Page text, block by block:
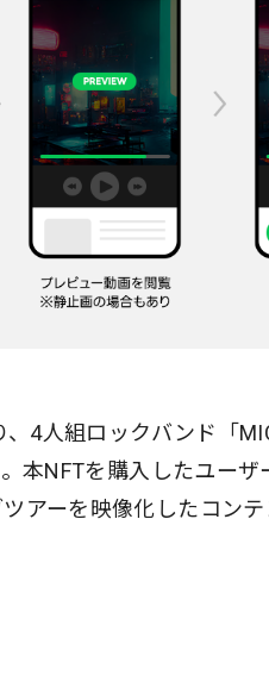
4人組ロックバンド「
本NFTを購入したユー
アーを映像化したコンテ